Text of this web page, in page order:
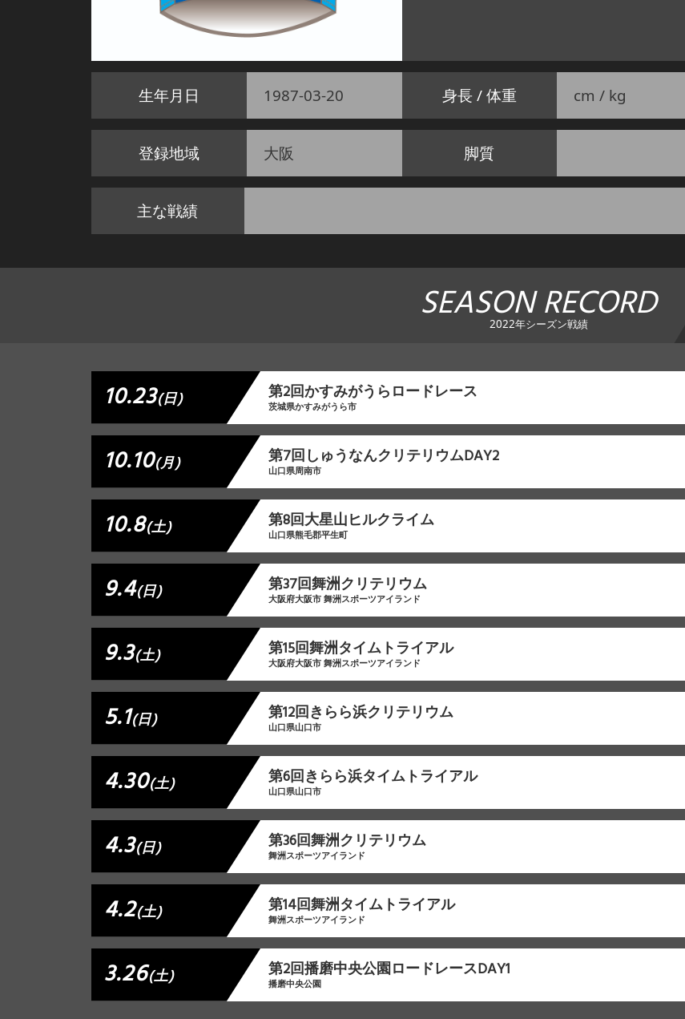
生年月日 1987-03-20 身長 / 体重 cm / kg
登録地域 大阪 脚質
主な戦績
SEASON RECORD
2022年シーズン戦績
10.23(日) 第2回かすみがうらロードレース
茨城県かすみがうら市
10.10(月) 第7回しゅうなんクリテリウムDAY2
山口県周南市
10.8(土) 第8回大星山ヒルクライム
山口県熊毛郡平生町
9.4(日) 第37回舞洲クリテリウム
大阪府大阪市 舞洲スポーツアイランド
9.3(土) 第15回舞洲タイムトライアル
大阪府大阪市 舞洲スポーツアイランド
5.1(日) 第12回きらら浜クリテリウム
山口県山口市
4.30(土) 第6回きらら浜タイムトライアル
山口県山口市
4.3(日) 第36回舞洲クリテリウム
舞洲スポーツアイランド
4.2(土) 第14回舞洲タイムトライアル
舞洲スポーツアイランド
3.26(土) 第2回播磨中央公園ロードレースDAY1
播磨中央公園